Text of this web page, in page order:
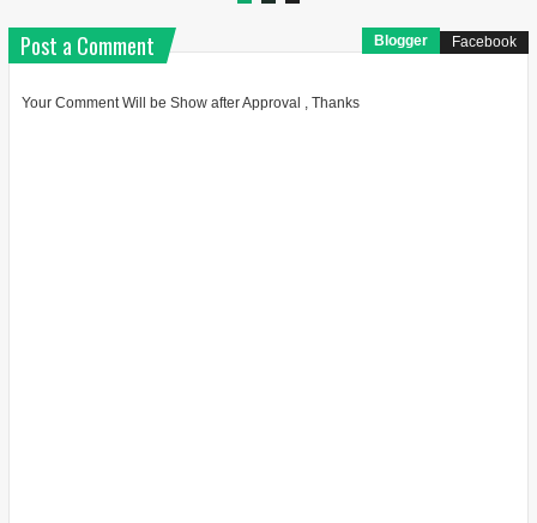
Post a Comment Blogger Facebook
Your Comment Will be Show after Approval , Thanks